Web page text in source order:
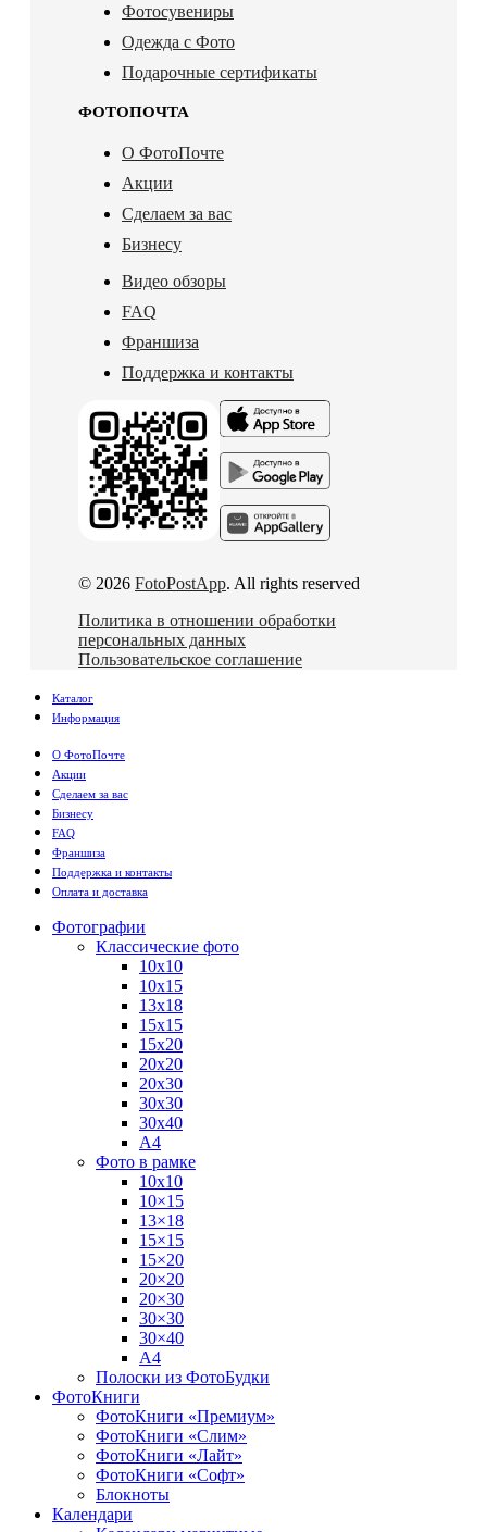
Фотосувениры
Одежда с Фото
Подарочные сертификаты
ФОТОПОЧТА
О ФотоПочте
Акции
Сделаем за вас
Бизнесу
Видео обзоры
FAQ
Франшиза
Поддержка и контакты
© 2026 FotoPostApp. All rights reserved
Политика в отношении обработки
персональных данных
Пользовательское соглашение
Каталог
Информация
О ФотоПочте
Акции
Сделаем за вас
Бизнесу
FAQ
Франшиза
Поддержка и контакты
Оплата и доставка
Фотографии
Классические фото
10х10
10х15
13х18
15х15
15х20
20х20
20х30
30х30
30х40
А4
Фото в рамке
10х10
10×15
13×18
15×15
15×20
20×20
20×30
30×30
30×40
A4
Полоски из ФотоБудки
ФотоКниги
ФотоКниги «Премиум»
ФотоКниги «Слим»
ФотоКниги «Лайт»
ФотоКниги «Софт»
Блокноты
Календари